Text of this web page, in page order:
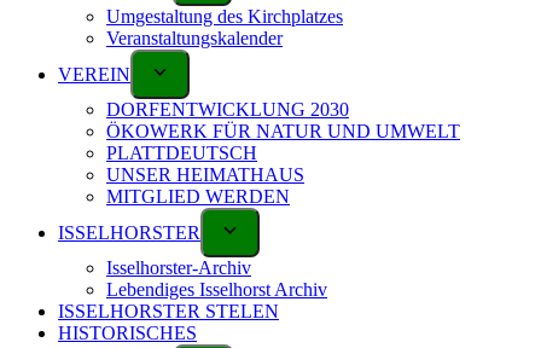
Umgestaltung des Kirchplatzes
Veranstaltungskalender
VEREIN
DORFENTWICKLUNG 2030
ÖKOWERK FÜR NATUR UND UMWELT
PLATTDEUTSCH
UNSER HEIMATHAUS
MITGLIED WERDEN
ISSELHORSTER
Isselhorster-Archiv
Lebendiges Isselhorst Archiv
ISSELHORSTER STELEN
HISTORISCHES